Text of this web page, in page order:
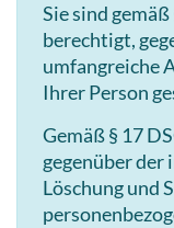
Sie sind
berechtigt,
umfangreiche
Ihrer Person
Gemäß § 17
gegenüber
Löschung und